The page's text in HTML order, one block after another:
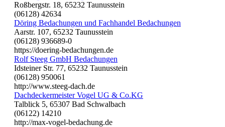
Roßbergstr. 18, 65232 Taunusstein
(06128) 42634
Döring Bedachungen und Fachhandel Bedachungen
Aarstr. 107, 65232 Taunusstein
(06128) 936689-0
https://doering-bedachungen.de
Rolf Steeg GmbH Bedachungen
Idsteiner Str. 77, 65232 Taunusstein
(06128) 950061
http://www.steeg-dach.de
Dachdeckermeister Vogel UG & Co.KG
Talblick 5, 65307 Bad Schwalbach
(06122) 14210
http://max-vogel-bedachung.de